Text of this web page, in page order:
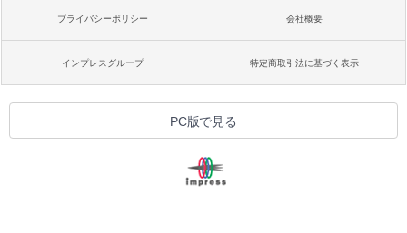
プライバシーポリシー 会社概要
インプレスグループ 特定商取引法に基づく表示
PC版で見る